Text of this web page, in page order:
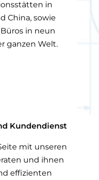
in
China, sowie
in neun
ganzen Welt.
Kundendienst
mit unseren
und ihnen
effizienten